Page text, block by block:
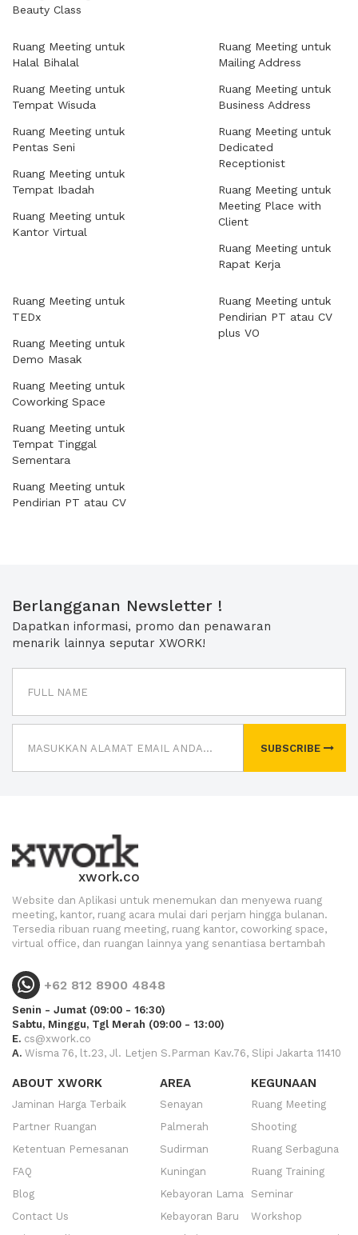
Beauty Class
Ruang Meeting untuk
Halal Bihalal
Ruang Meeting untuk
Tempat Wisuda
Ruang Meeting untuk
Pentas Seni
Ruang Meeting untuk
Tempat Ibadah
Ruang Meeting untuk
Kantor Virtual
Ruang Meeting untuk
Mailing Address
Ruang Meeting untuk
Business Address
Ruang Meeting untuk
Dedicated
Receptionist
Ruang Meeting untuk
Meeting Place with
Client
Ruang Meeting untuk
Rapat Kerja
Ruang Meeting untuk
TEDx
Ruang Meeting untuk
Demo Masak
Ruang Meeting untuk
Coworking Space
Ruang Meeting untuk
Tempat Tinggal
Sementara
Ruang Meeting untuk
Pendirian PT atau CV
Ruang Meeting untuk
Pendirian PT atau CV
plus VO
Berlangganan Newsletter !
Dapatkan informasi, promo dan penawaran
menarik lainnya seputar XWORK!
SUBSCRIBE
xwork.co
Website dan Aplikasi untuk menemukan dan menyewa ruang
meeting, kantor, ruang acara mulai dari perjam hingga bulanan.
Tersedia ribuan ruang meeting, ruang kantor, coworking space,
virtual office, dan ruangan lainnya yang senantiasa bertambah
+62 812 8900 4848
Senin - Jumat (09:00 - 16:30)
Sabtu, Minggu, Tgl Merah (09:00 - 13:00)
E. cs@xwork.co
A. Wisma 76, lt.23, Jl. Letjen S.Parman Kav.76, Slipi Jakarta 11410
ABOUT XWORK
Jaminan Harga Terbaik
Partner Ruangan
Ketentuan Pemesanan
FAQ
Blog
Contact Us
AREA
Senayan
Palmerah
Sudirman
Kuningan
Kebayoran Lama
Kebayoran Baru
KEGUNAAN
Ruang Meeting
Shooting
Ruang Serbaguna
Ruang Training
Seminar
Workshop